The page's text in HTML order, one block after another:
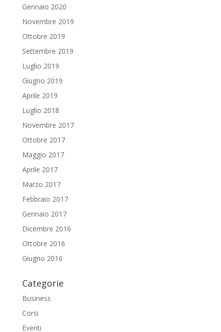
Gennaio 2020
Novembre 2019
Ottobre 2019
Settembre 2019
Luglio 2019
Giugno 2019
Aprile 2019
Luglio 2018
Novembre 2017
Ottobre 2017
Maggio 2017
Aprile 2017
Marzo 2017
Febbraio 2017
Gennaio 2017
Dicembre 2016
Ottobre 2016
Giugno 2016
Categorie
Business
Corsi
Eventi